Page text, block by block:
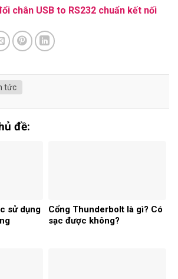
chân USB to RS232 chuẩn kết nối
tức
đề:
sử dụng
Cổng Thunderbolt là gì? Có
sạc được không?